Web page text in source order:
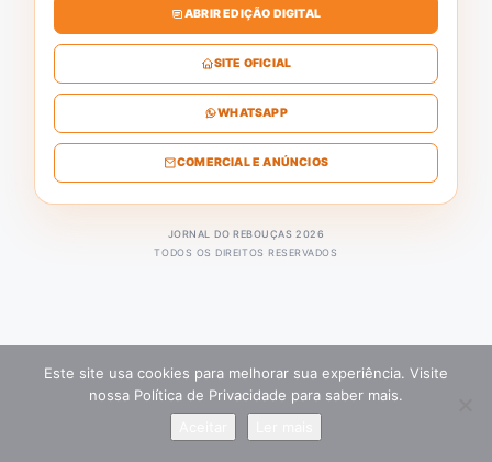
ABRIR EDIÇÃO DIGITAL
SITE OFICIAL
WHATSAPP
COMERCIAL E ANÚNCIOS
JORNAL DO REBOUÇAS 2026
TODOS OS DIREITOS RESERVADOS
Este site usa cookies para melhorar sua experiência. Visite
nossa Política de Privacidade para saber mais.